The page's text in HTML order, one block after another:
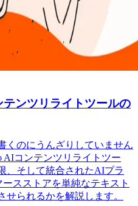
ンツリライトツールの
くのにうんざりしていません
AIコンテンツリライトツー
、そして統合されたAIプラ
スストアを単純なテキスト
られるかを解説します。